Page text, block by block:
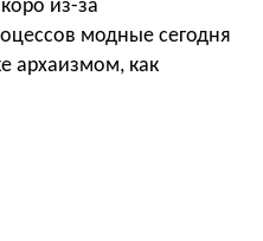
из-за
модные сегодня
архаизмом, как